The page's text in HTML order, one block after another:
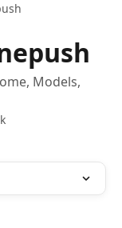
Models,